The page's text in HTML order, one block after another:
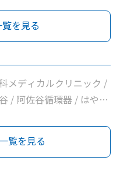
を見る
メディカルクリニック /
/ 阿佐谷循環器 / はやま
法人社団昇陽会阿佐谷す
団慶和会中村外科小児
ち内科 / 医療法人社団
覧を見る